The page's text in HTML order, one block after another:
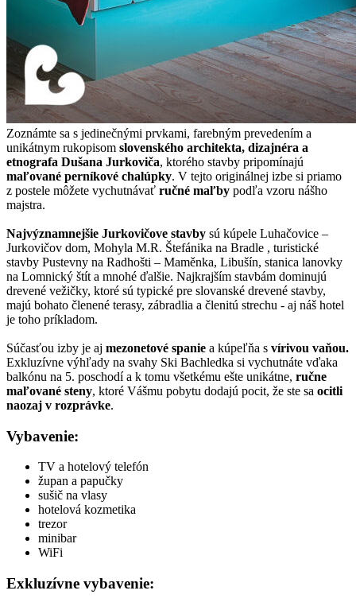
Zoznámte sa s jedinečnými prvkami, farebným prevedením a
unikátnym rukopisom slovenského architekta, dizajnéra a
etnografa Dušana Jurkoviča, ktorého stavby pripomínajú
maľované perníkové chalúpky. V tejto originálnej izbe si priamo
z postele môžete vychutnávať ručné maľby podľa vzoru nášho
majstra.
Najvýznamnejšie Jurkovičove stavby sú kúpele Luhačovice –
Jurkovičov dom, Mohyla M.R. Štefánika na Bradle , turistické
stavby Pustevny na Radhošti – Maměnka, Libušín, stanica lanovky
na Lomnický štít a mnohé ďalšie. Najkrajším stavbám dominujú
drevené vežičky, ktoré sú typické pre slovanské drevené stavby,
majú bohato členené terasy, zábradlia a členitú strechu - aj náš hotel
je toho príkladom.
Súčasťou izby je aj mezonetové spanie a kúpeľňa s vírivou vaňou.
Exkluzívne výhľady na svahy Ski Bachledka si vychutnáte vďaka
balkónu na 5. poschodí a k tomu všetkému ešte unikátne, ručne
maľované steny, ktoré Vášmu pobytu dodajú pocit, že ste sa ocitli
naozaj v rozprávke.
Vybavenie:
TV a hotelový telefón
župan a papučky
sušič na vlasy
hotelová kozmetika
trezor
minibar
WiFi
Exkluzívne vybavenie: